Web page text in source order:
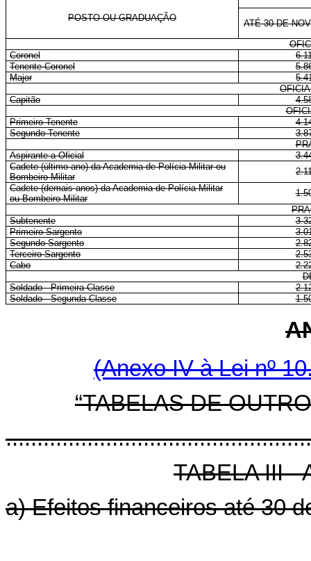
POSTO OU GRADUAÇÃO
ATÉ 30 DE
Coronel
Tenente-Coronel
Major
Capitão
Primeiro-Tenente
Segundo-Tenente
Aspirante a Oficial
Cadete (último ano) da Academia de Polícia Militar ou
Bombeiro Militar
Cadete (demais anos) da Academia de Polícia Militar
ou Bombeiro Militar
Subtenente
Primeiro-Sargento
Segundo-Sargento
Terceiro-Sargento
Cabo
Soldado - Primeira Classe
Soldado - Segunda Classe
(Anexo IV à Lei nº
“TABELAS DE
TABELA III -
a) Efeitos financeiros até 30